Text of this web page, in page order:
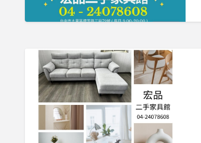
室
在！
錢！